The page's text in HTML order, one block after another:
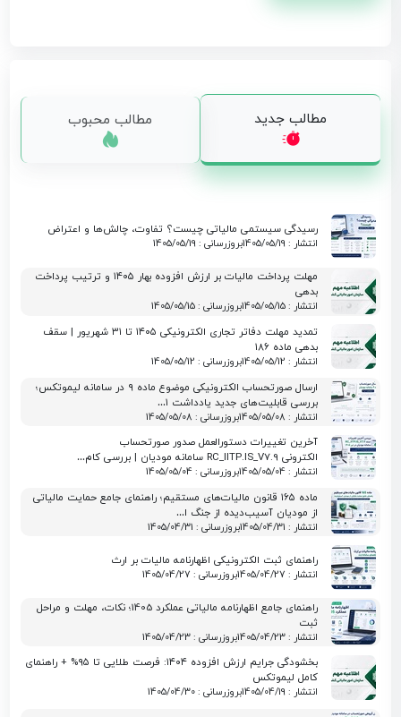
مطالب محبوب مطالب جدید
رسیدگی سیستمی مالیاتی چیست؟ تفاوت، چالش‌ها و اعتراض
انتشار : 1405/05/19 بروزرسانی : 1405/05/19
مهلت پرداخت مالیات بر ارزش افزوده بهار ۱۴۰۵ و ترتیب پرداخت
بدهی
انتشار : 1405/05/15 بروزرسانی : 1405/05/15
تمدید مهلت دفاتر تجاری الکترونیکی ۱۴۰۵ تا ۳۱ شهریور | سقف
بدهی ماده ۱۸۶
انتشار : 1405/05/12 بروزرسانی : 1405/05/12
ارسال صورتحساب الکترونیکی موضوع ماده ۹ در سامانه لیموتکس؛
بررسی قابلیت‌های جدید یادداشت ۱…
انتشار : 1405/05/08 بروزرسانی : 1405/05/08
آخرین تغییرات دستورالعمل صدور صورتحساب
الکترونی RC_IITP.IS_V7.9 سامانه مودیان | بررسی کام…
انتشار : 1405/05/04 بروزرسانی : 1405/05/04
ماده ۱۶۵ قانون مالیات‌های مستقیم؛ راهنمای جامع حمایت مالیاتی
از مودیان آسیب‌دیده از جنگ ا…
انتشار : 1405/04/31 بروزرسانی : 1405/04/31
راهنمای ثبت الکترونیکی اظهارنامه مالیات بر ارث
انتشار : 1405/04/27 بروزرسانی : 1405/04/27
راهنمای جامع اظهارنامه مالیاتی عملکرد 1405؛ نکات، مهلت و مراحل
ثبت
انتشار : 1405/04/23 بروزرسانی : 1405/04/23
بخشودگی جرایم ارزش افزوده ۱۴۰۴: فرصت طلایی تا ۹۵% + راهنمای
کامل لیموتکس
انتشار : 1405/04/19 بروزرسانی : 1405/04/30